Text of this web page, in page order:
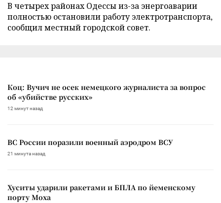
В четырех районах Одессы из-за энергоаварии
полностью остановили работу электротранспорта,
сообщил местный городской совет.
Коц: Вучич не осек немецкого журналиста за вопрос
об «убийстве русских»
12 минут назад
ВС России поразили военный аэродром ВСУ
21 минута назад
Хуситы ударили ракетами и БПЛА по йеменскому
порту Моха